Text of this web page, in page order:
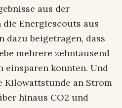
aus der
die Energiescouts aus
dazu beigetragen, dass
mehrere zehntausend
einsparen konnten. Und
Kilowattstunde an Strom
hinaus CO2 und